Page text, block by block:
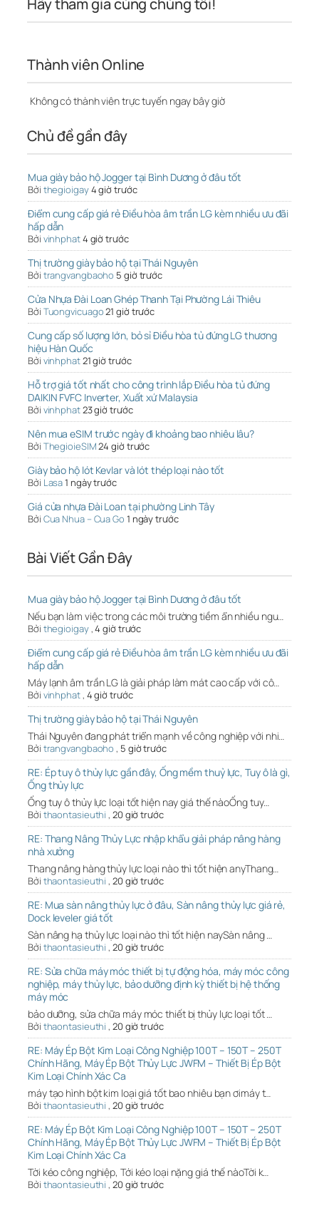
Hãy tham gia cùng chúng tôi!
Thành viên Online
Không có thành viên trực tuyến ngay bây giờ
Chủ đề gần đây
Mua giày bảo hộ Jogger tại Bình Dương ở đâu tốt
Bởi thegioigay4 giờ trước
Điểm cung cấp giá rẻ Điều hòa âm trần LG kèm nhiều ưu đãi
hấp dẫn
Bởi vinhphat4 giờ trước
Thị trường giày bảo hộ tại Thái Nguyên
Bởi trangvangbaoho 5 giờ trước
Cửa Nhựa Đài Loan Ghép Thanh Tại Phường Lái Thiêu
Bởi Tuongvicuago21 giờ trước
Cung cấp số lượng lớn, bỏ sỉ Điều hòa tủ đứng LG thương
hiệu Hàn Quốc
Bởi vinhphat21 giờ trước
Hỗ trợ giá tốt nhất cho công trình lắp Điều hòa tủ đứng
DAIKIN FVFC Inverter, Xuất xứ Malaysia
Bởi vinhphat23 giờ trước
Nên mua eSIM trước ngày đi khoảng bao nhiêu lâu?
Bởi ThegioieSIM24 giờ trước
Giày bảo hộ lót Kevlar và lót thép loại nào tốt
Bởi Lasa1 ngày trước
Giá cửa nhựa Đài Loan tại phường Linh Tây
Bởi Cua Nhua – Cua Go 1 ngày trước
Bài Viết Gần Đây
Mua giày bảo hộ Jogger tại Bình Dương ở đâu tốt
Nếu bạn làm việc trong các môi trường tiềm ẩn nhiều ngu…
Bởi thegioigay,4 giờ trước
Điểm cung cấp giá rẻ Điều hòa âm trần LG kèm nhiều ưu đãi
hấp dẫn
Máy lạnh âm trần LG là giải pháp làm mát cao cấp với cô…
Bởi vinhphat, 4 giờ trước
Thị trường giày bảo hộ tại Thái Nguyên
Thái Nguyên đang phát triển mạnh về công nghiệp với nhi…
Bởi trangvangbaoho , 5 giờ trước
RE: Ép tuy ô thủy lực gần đây, Ống mềm thuỷ lực, Tuy ô là gì,
Ống thủy lực
Ống tuy ô thủy lực loại tốt hiện nay giá thế nàoỐng tuy…
Bởi thaontasieuthi , 20 giờ trước
RE: Thang Nâng Thủy Lực nhập khẩu giải pháp nâng hàng
nhà xưởng
Thang nâng hàng thủy lực loại nào thì tốt hiện anyThang…
Bởi thaontasieuthi , 20 giờ trước
RE: Mua sàn nâng thủy lực ở đâu, Sàn nâng thủy lực giá rẻ,
Dock leveler giá tốt
Sàn nâng hạ thủy lực loại nào thì tốt hiện naySàn nâng …
Bởi thaontasieuthi , 20 giờ trước
RE: Sửa chữa máy móc thiết bị tự động hóa, máy móc công
nghiệp, máy thủy lực, bảo dưỡng định kỳ thiết bị hệ thống
máy móc
bảo dưỡng, sửa chữa máy móc thiết bị thủy lực loại tốt …
Bởi thaontasieuthi , 20 giờ trước
RE: Máy Ép Bột Kim Loại Công Nghiệp 100T – 150T – 250T
Chính Hãng, Máy Ép Bột Thủy Lực JWFM – Thiết Bị Ép Bột
Kim Loại Chính Xác Ca
máy tạo hình bột kim loại giá tốt bao nhiêu bạn ơimáy t…
Bởi thaontasieuthi , 20 giờ trước
RE: Máy Ép Bột Kim Loại Công Nghiệp 100T – 150T – 250T
Chính Hãng, Máy Ép Bột Thủy Lực JWFM – Thiết Bị Ép Bột
Kim Loại Chính Xác Ca
Tời kéo công nghiệp, Tới kéo loại nặng giá thế nàoTời k…
Bởi thaontasieuthi , 20 giờ trước